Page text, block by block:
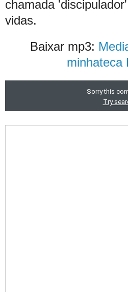
chamada
vidas.
Baixar mp3:
minhateca